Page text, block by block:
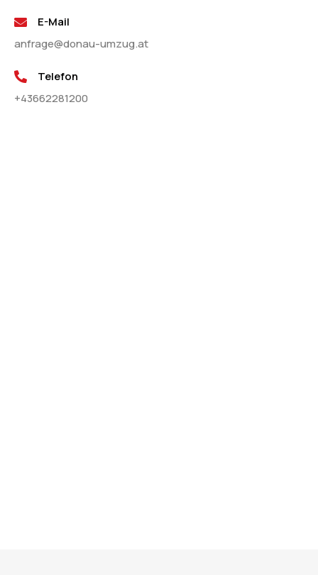
E-Mail
anfrage@donau-umzug.at
Telefon
+43662281200